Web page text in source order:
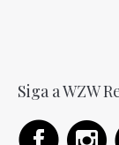
Siga a WZW